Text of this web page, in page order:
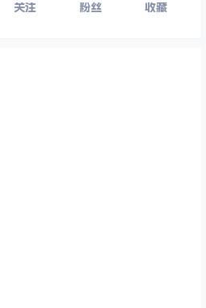
关注 粉丝 收藏